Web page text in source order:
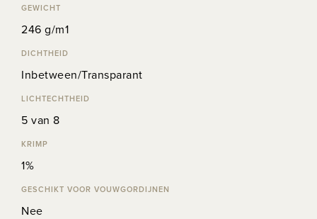
GEWICHT
246 g/m1
DICHTHEID
Inbetween/Transparant
LICHTECHTHEID
5 van 8
KRIMP
1%
GESCHIKT VOOR VOUWGORDIJNEN
Nee